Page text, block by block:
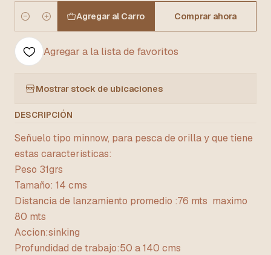
Cantidad
Agregar al Carro Comprar ahora
Agregar a la lista de favoritos
Mostrar stock de ubicaciones
DESCRIPCIÓN
Señuelo tipo minnow, para pesca de orilla y que tiene
estas caracteristicas:
Peso 31grs
Tamaño: 14 cms
Distancia de lanzamiento promedio :76 mts maximo
80 mts
Accion:sinking
Profundidad de trabajo:50 a 140 cms